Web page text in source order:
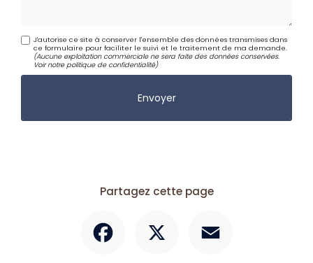
J'autorise ce site à conserver l'ensemble des données transmises dans
ce formulaire pour faciliter le suivi et le traitement de ma demande.
(Aucune exploitation commerciale ne sera faite des données conservées.
Voir notrepolitique de confidentialité)
Partagez cette page